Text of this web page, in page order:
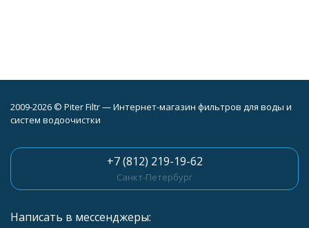
2009-2026 © Piter Filtr — Интернет-магазин фильтров для воды и
систем водоочистки
+7 (812) 219-19-62
Санкт-Петербург
Написать в мессенджеры: